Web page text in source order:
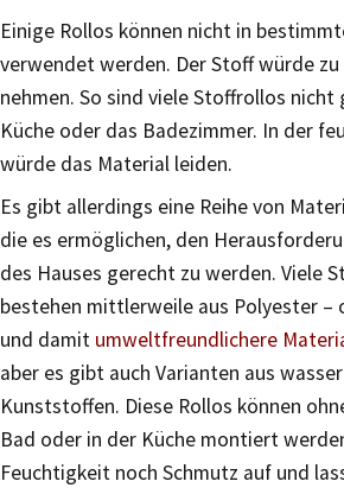
Einige Rollos können nicht in
verwendet werden. Der Stoff würde zu
nehmen. So sind viele Stoffrollos
Küche oder das Badezimmer. In der
würde das Material leiden.
Es gibt allerdings eine Reihe von
die es ermöglichen, den
des Hauses gerecht zu werden. Viele
bestehen mittlerweile aus Polyester –
und damit umweltfreundlichere
aber es gibt auch Varianten aus
Kunststoffen. Diese Rollos können
Bad oder in der Küche montiert
Feuchtigkeit noch Schmutz auf und